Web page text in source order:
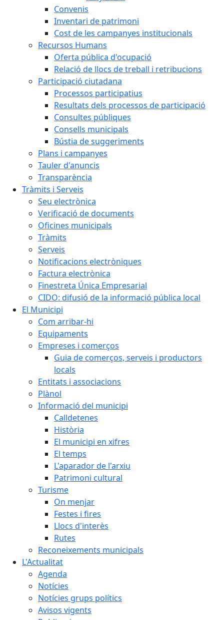
Convenis
Inventari de patrimoni
Cost de les campanyes institucionals
Recursos Humans
Oferta pública d'ocupació
Relació de llocs de treball i retribucions
Participació ciutadana
Processos participatius
Resultats dels processos de participació
Consultes públiques
Consells municipals
Bústia de suggeriments
Plans i campanyes
Tauler d'anuncis
Transparència
Tràmits i Serveis
Seu electrònica
Verificació de documents
Oficines municipals
Tràmits
Serveis
Notificacions electròniques
Factura electrònica
Finestreta Única Empresarial
CIDO: difusió de la informació pública local
El Municipi
Com arribar-hi
Equipaments
Empreses i comerços
Guia de comerços, serveis i productors
locals
Entitats i associacions
Plànol
Informació del municipi
Calldetenes
Història
El municipi en xifres
El temps
L'aparador de l'arxiu
Patrimoni cultural
Turisme
On menjar
Festes i fires
Llocs d'interès
Rutes
Reconeixements municipals
L'Actualitat
Agenda
Notícies
Notícies grups polítics
Avisos vigents